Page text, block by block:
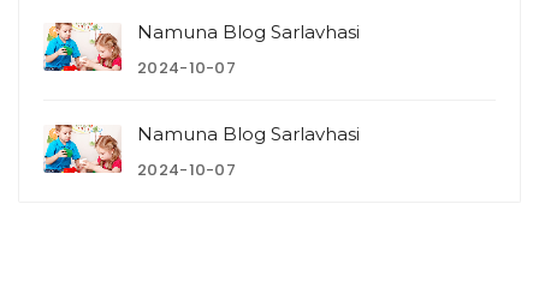
Namuna Blog Sarlavhasi
2024-10-07
Namuna Blog Sarlavhasi
2024-10-07